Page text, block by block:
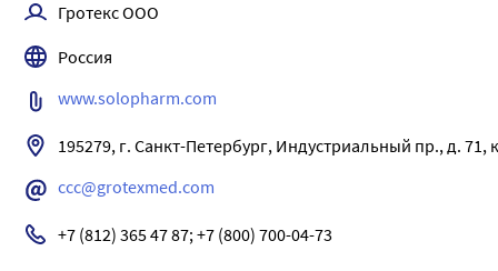
Гротекс ООО
Россия
www.solopharm.com
195279, г. Санкт-Петербург, Индустриальный пр., д. 71,
ccc@grotexmed.com
+7 (812) 365 47 87; +7 (800) 700-04-73